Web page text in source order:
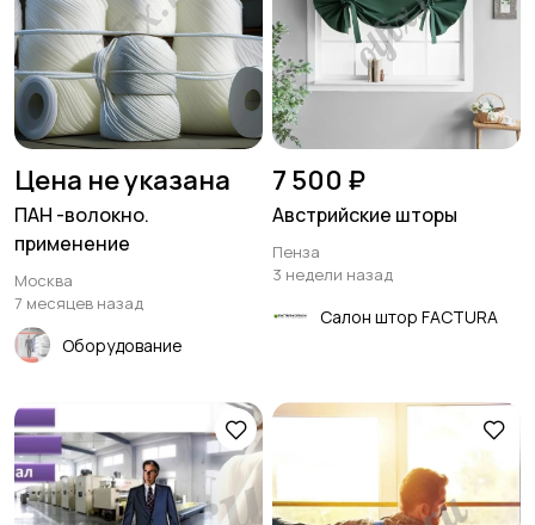
Цена не указана
ПАН -волокно.
применение
Москва
7 месяцев назад
Оборудование
7 500 ₽
Австрийские шторы
Пенза
3 недели назад
Салон штор FACTURA